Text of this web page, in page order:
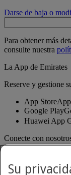
Darse de baja o
Para obtener más
consulte nuestra
La App de Emirates
Reserve y gestione
App Store
Google Play
Huawei App
Conecte con
Su